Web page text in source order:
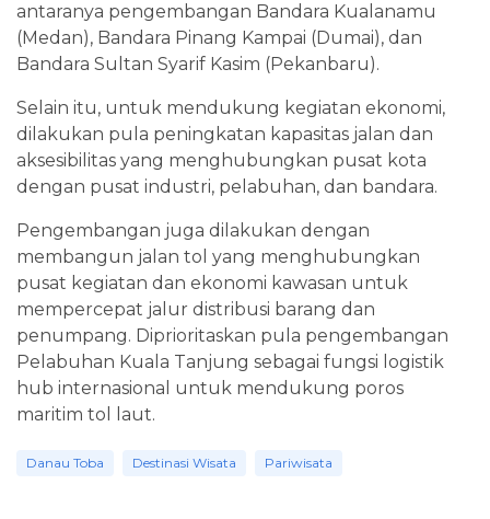
antaranya pengembangan Bandara Kualanamu
(Medan), Bandara Pinang Kampai (Dumai), dan
Bandara Sultan Syarif Kasim (Pekanbaru).
Selain itu, untuk mendukung kegiatan ekonomi,
dilakukan pula peningkatan kapasitas jalan dan
aksesibilitas yang menghubungkan pusat kota
dengan pusat industri, pelabuhan, dan bandara.
Pengembangan juga dilakukan dengan
membangun jalan tol yang menghubungkan
pusat kegiatan dan ekonomi kawasan untuk
mempercepat jalur distribusi barang dan
penumpang. Diprioritaskan pula pengembangan
Pelabuhan Kuala Tanjung sebagai fungsi logistik
hub internasional untuk mendukung poros
maritim tol laut.
Danau Toba Destinasi Wisata Pariwisata